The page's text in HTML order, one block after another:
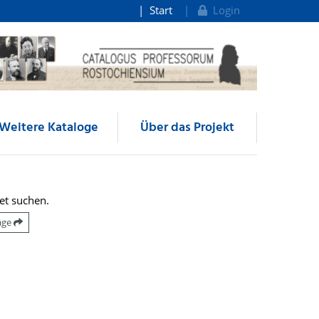
Start Login
Kataloge Über das Projekt
suchen.